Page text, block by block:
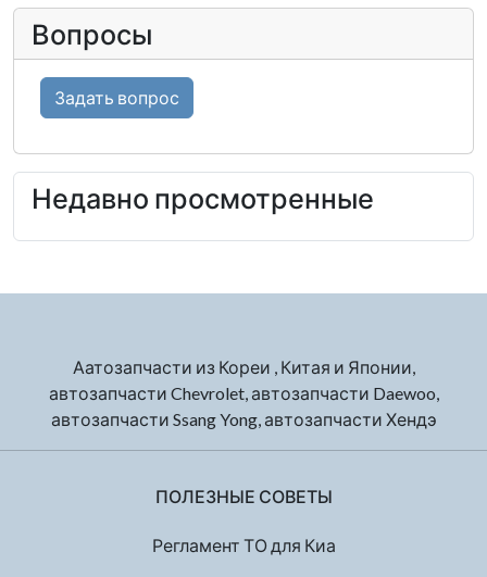
Вопросы
Задать вопрос
Недавно просмотренные
Аатозапчасти из Кореи , Китая и Японии,
автозапчасти Chevrolet, автозапчасти Daewoo,
автозапчасти Ssang Yong, автозапчасти Хендэ
ПОЛЕЗНЫЕ СОВЕТЫ
Регламент ТО для Киа